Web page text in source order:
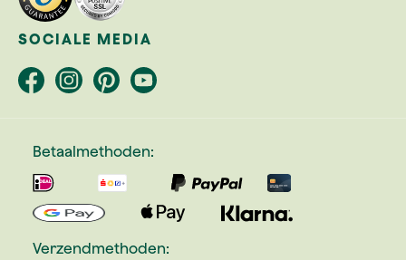
SOCIALE MEDIA
Betaalmethoden:
Verzendmethoden: